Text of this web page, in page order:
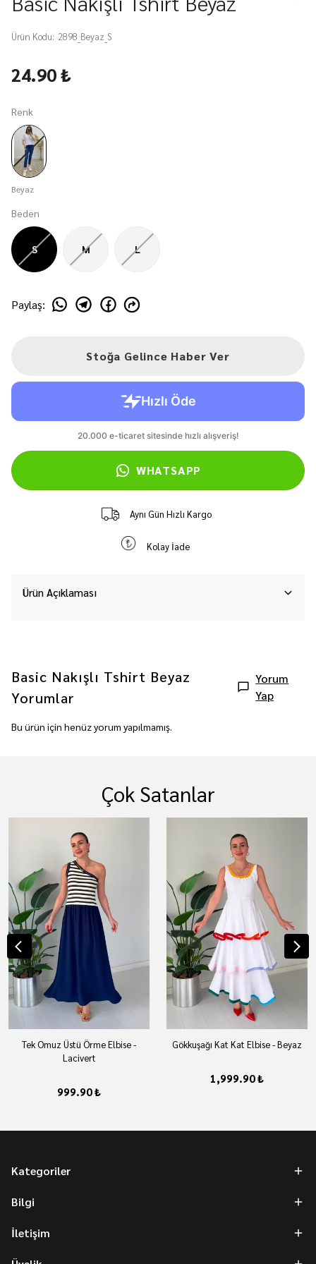
Ürün Kodu: 2898_Beyaz_S
24.90 ₺
Renk
Beyaz
Beden
S M L
Paylaş:
Stoğa Gelince Haber Ver
WHATSAPP
Aynı Gün Hızlı Kargo
Kolay İade
Ürün Açıklaması
Basic Nakışlı Tshirt Beyaz
Yorumlar
Yorum
Yap
Bu ürün için henüz yorum yapılmamış.
Çok Satanlar
Tek Omuz Üstü Örme Elbise -
Lacivert
999.90 ₺
Gökkuşağı Kat Kat Elbise - Beyaz
1,999.90 ₺
Kategoriler
Bilgi
İletişim